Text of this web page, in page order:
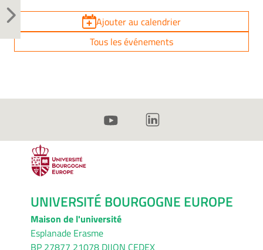
Ajouter au calendrier
Tous les événements
UNIVERSITÉ BOURGOGNE EUROPE
Maison de l'université
Esplanade Erasme